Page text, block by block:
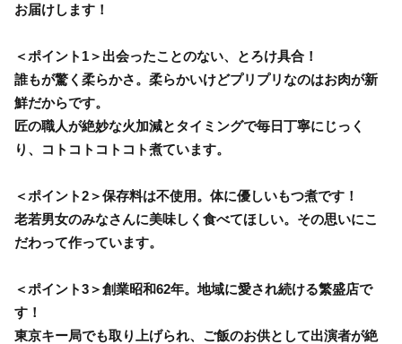
お届けします！
＜ポイント1＞出会ったことのない、とろけ具合！
誰もが驚く柔らかさ。柔らかいけどプリプリなのはお肉が新
鮮だからです。
匠の職人が絶妙な火加減とタイミングで毎日丁寧にじっく
り、コトコトコトコト煮ています。
＜ポイント2＞保存料は不使用。体に優しいもつ煮です！
老若男女のみなさんに美味しく食べてほしい。その思いにこ
だわって作っています。
＜ポイント3＞創業昭和62年。地域に愛され続ける繁盛店で
す！
東京キー局でも取り上げられ、ご飯のお供として出演者が絶